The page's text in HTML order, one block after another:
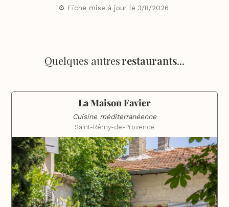
⚙️ Fiche mise à jour le 3/8/2026
Quelques autresrestaurants...
La Maison Favier
Cuisine méditerranéenne
Saint-Rémy-de-Provence